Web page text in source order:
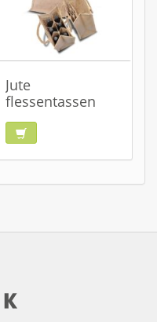
Jute
flessentassen